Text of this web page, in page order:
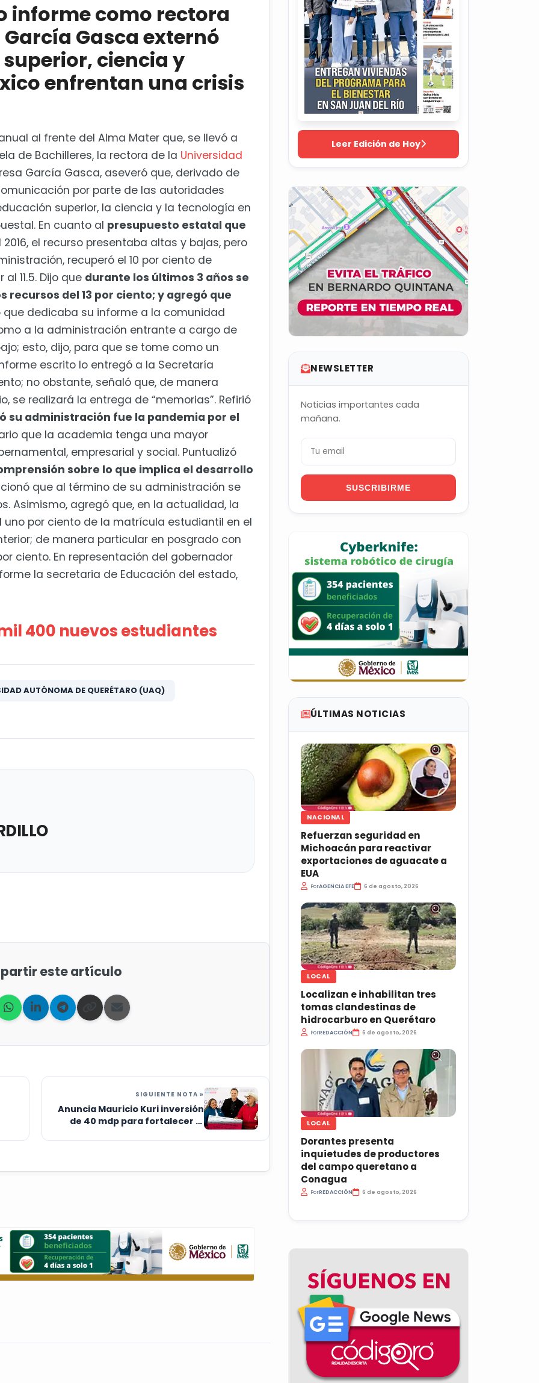
estudiantes
informe como rectora
García Gasca externó
ciencia y
enfrentan una crisis
al frente del Alma Mater que, se llevó a
de Bachilleres, la rectora de la Universidad
García Gasca, aseveró que, derivado de
por parte de las autoridades
superior, la ciencia y la tecnología en
En cuanto al presupuesto estatal que
el recurso presentaba altas y bajas, pero
recuperó el 10 por ciento de
11.5. Dijo que durante los últimos 3 años se
del 13 por ciento; y agregó que
que dedicaba su informe a la comunidad
a la administración entrante a cargo de
esto, dijo, para que se tome como un
escrito lo entregó a la Secretaría
no obstante, señaló que, de manera
se realizará la entrega de “memorias”. Refirió
su administración fue la pandemia por el
que la academia tenga una mayor
empresarial y social. Puntualizó
sobre lo que implica el desarrollo
que al término de su administración se
Asimismo, agregó que, en la actualidad, la
por ciento de la matrícula estudiantil en el
de manera particular en posgrado con
ciento. En representación del gobernador
la secretaria de Educación del estado,
400 nuevos estudiantes
AUTÓNOMA DE QUERÉTARO (UAQ)
este artículo
SIGUIENTE NOTA »
Anuncia Mauricio Kuri inversión
de 40 mdp para fortalecer al
Leer Edición de Hoy
NEWSLETTER
Noticias importantes cada
mañana.
SUSCRIBIRME
ÚLTIMAS NOTICIAS
NACIONAL
Refuerzan seguridad en
Michoacán para reactivar
exportaciones de aguacate a
EUA
PorAGENCIA EFE 6 de agosto, 2026
LOCAL
Localizan e inhabilitan tres
tomas clandestinas de
hidrocarburo en Querétaro
PorREDACCIÓN 6 de agosto, 2026
LOCAL
Dorantes presenta
inquietudes de productores
del campo queretano a
Conagua
PorREDACCIÓN 6 de agosto, 2026